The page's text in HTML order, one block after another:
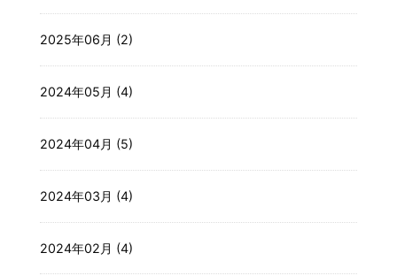
2025年06月 (2)
2024年05月 (4)
2024年04月 (5)
2024年03月 (4)
2024年02月 (4)